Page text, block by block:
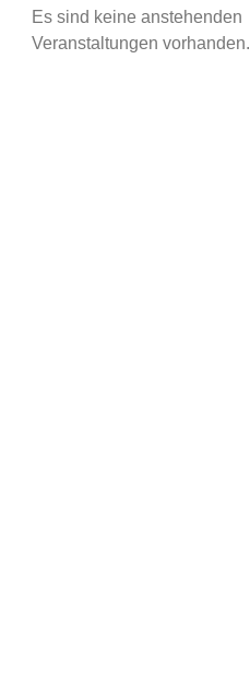
Es sind keine anstehenden
Veranstaltungen vorhanden.